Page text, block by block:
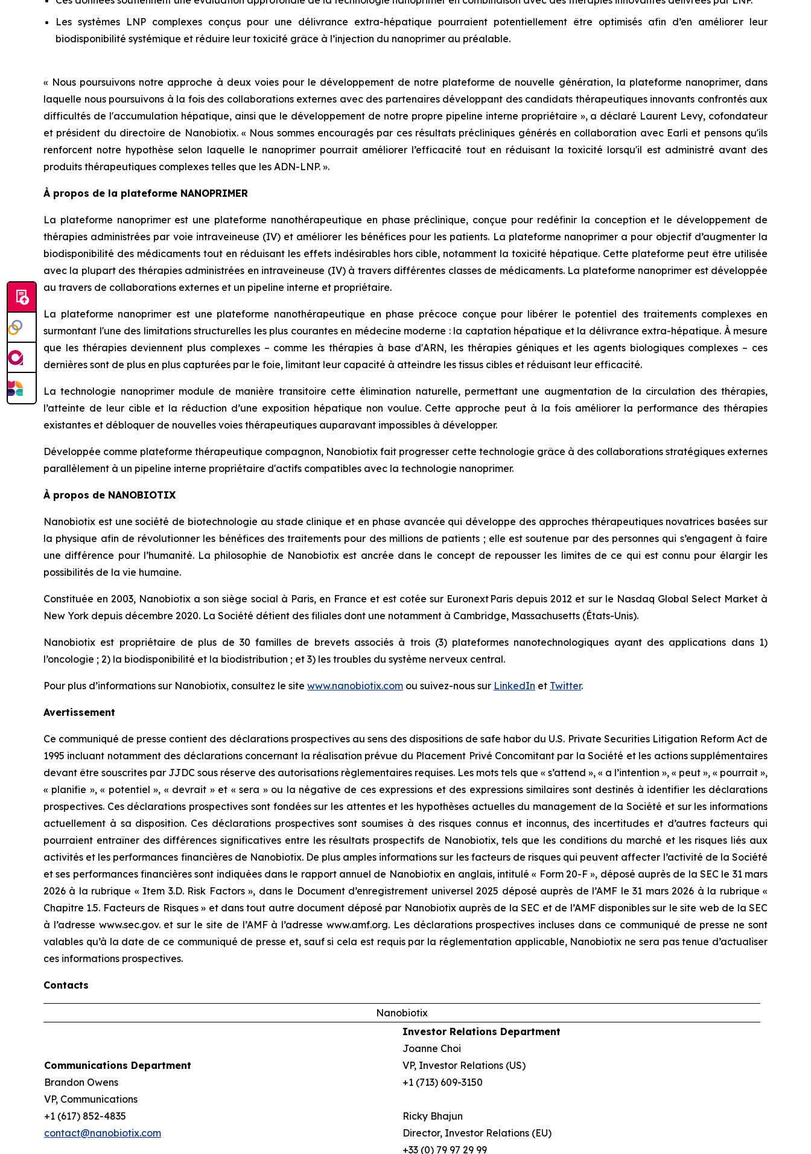
Les systèmes LNP complexes conçus pour une délivrance extra-hépatique pourraient potentiellement être optimisés afin d’en améliorer leur
biodisponibilité systémique et réduire leur toxicité grâce à l’injection du nanoprimer au préalable.
« Nous poursuivons notre approche à deux voies pour le développement de notre plateforme de nouvelle génération, la plateforme nanoprimer, dans
laquelle nous poursuivons à la fois des collaborations externes avec des partenaires développant des candidats thérapeutiques innovants confrontés aux
difficultés de l'accumulation hépatique, ainsi que le développement de notre propre pipeline interne propriétaire », a déclaré Laurent Levy, cofondateur
et président du directoire de Nanobiotix. « Nous sommes encouragés par ces résultats précliniques générés en collaboration avec Earli et pensons qu'ils
renforcent notre hypothèse selon laquelle le nanoprimer pourrait améliorer l’efficacité tout en réduisant la toxicité lorsqu'il est administré avant des
produits thérapeutiques complexes telles que les ADN-LNP. ».
À propos de la plateforme NANOPRIMER
La plateforme nanoprimer est une plateforme nanothérapeutique en phase préclinique, conçue pour redéfinir la conception et le développement de
thérapies administrées par voie intraveineuse (IV) et améliorer les bénéfices pour les patients. La plateforme nanoprimer a pour objectif d’augmenter la
biodisponibilité des médicaments tout en réduisant les effets indésirables hors cible, notamment la toxicité hépatique. Cette plateforme peut être utilisée
avec la plupart des thérapies administrées en intraveineuse (IV) à travers différentes classes de médicaments. La plateforme nanoprimer est développée
au travers de collaborations externes et un pipeline interne et propriétaire.
La plateforme nanoprimer est une plateforme nanothérapeutique en phase précoce conçue pour libérer le potentiel des traitements complexes en
surmontant l'une des limitations structurelles les plus courantes en médecine moderne : la captation hépatique et la délivrance extra-hépatique. À mesure
que les thérapies deviennent plus complexes – comme les thérapies à base d'ARN, les thérapies géniques et les agents biologiques complexes – ces
dernières sont de plus en plus capturées par le foie, limitant leur capacité à atteindre les tissus cibles et réduisant leur efficacité.
La technologie nanoprimer module de manière transitoire cette élimination naturelle, permettant une augmentation de la circulation des thérapies,
l’atteinte de leur cible et la réduction d’une exposition hépatique non voulue. Cette approche peut à la fois améliorer la performance des thérapies
existantes et débloquer de nouvelles voies thérapeutiques auparavant impossibles à développer.
Développée comme plateforme thérapeutique compagnon, Nanobiotix fait progresser cette technologie grâce à des collaborations stratégiques externes
parallèlement à un pipeline interne propriétaire d'actifs compatibles avec la technologie nanoprimer.
À propos de NANOBIOTIX
Nanobiotix est une société de biotechnologie au stade clinique et en phase avancée qui développe des approches thérapeutiques novatrices basées sur
la physique afin de révolutionner les bénéfices des traitements pour des millions de patients ; elle est soutenue par des personnes qui s’engagent à faire
une différence pour l’humanité. La philosophie de Nanobiotix est ancrée dans le concept de repousser les limites de ce qui est connu pour élargir les
possibilités de la vie humaine.
Constituée en 2003, Nanobiotix a son siège social à Paris, en France et est cotée sur Euronext Paris depuis 2012 et sur le Nasdaq Global Select Market à
New York depuis décembre 2020. La Société détient des filiales dont une notamment à Cambridge, Massachusetts (États-Unis).
Nanobiotix est propriétaire de plus de 30 familles de brevets associés à trois (3) plateformes nanotechnologiques ayant des applications dans 1)
l’oncologie ; 2) la biodisponibilité et la biodistribution ; et 3) les troubles du système nerveux central.
Pour plus d’informations sur Nanobiotix, consultez le site www.nanobiotix.com ou suivez-nous sur LinkedIn et Twitter.
Avertissement
Ce communiqué de presse contient des déclarations prospectives au sens des dispositions de safe habor du U.S. Private Securities Litigation Reform Act de
1995 incluant notamment des déclarations concernant la réalisation prévue du Placement Privé Concomitant par la Société et les actions supplémentaires
devant être souscrites par JJDC sous réserve des autorisations règlementaires requises. Les mots tels que « s’attend », « a l’intention », « peut », « pourrait »,
« planifie », « potentiel », « devrait » et « sera » ou la négative de ces expressions et des expressions similaires sont destinés à identifier les déclarations
prospectives. Ces déclarations prospectives sont fondées sur les attentes et les hypothèses actuelles du management de la Société et sur les informations
actuellement à sa disposition. Ces déclarations prospectives sont soumises à des risques connus et inconnus, des incertitudes et d’autres facteurs qui
pourraient entraîner des différences significatives entre les résultats prospectifs de Nanobiotix, tels que les conditions du marché et les risques liés aux
activités et les performances financières de Nanobiotix. De plus amples informations sur les facteurs de risques qui peuvent affecter l’activité de la Société
et ses performances financières sont indiquées dans le rapport annuel de Nanobiotix en anglais, intitulé « Form 20-F », déposé auprès de la SEC le 31 mars
2026 à la rubrique « Item 3.D. Risk Factors », dans le Document d’enregistrement universel 2025 déposé auprès de l’AMF le 31 mars 2026 à la rubrique «
Chapitre 1.5. Facteurs de Risques » et dans tout autre document déposé par Nanobiotix auprès de la SEC et de l’AMF disponibles sur le site web de la SEC
à l’adresse www.sec.gov.et sur le site de l’AMF à l’adressewww.amf.org. Les déclarations prospectives incluses dans ce communiqué de presse ne sont
valables qu’à la date de ce communiqué de presse et, sauf si cela est requis par la réglementation applicable, Nanobiotix ne sera pas tenue d’actualiser
ces informations prospectives.
Contacts
Nanobiotix
Communications Department
Brandon Owens
VP, Communications
+1 (617) 852-4835
contact@nanobiotix.com
Investor Relations Department
Joanne Choi
VP, Investor Relations (US)
+1 (713) 609-3150
Ricky Bhajun
Director, Investor Relations (EU)
+33 (0) 79 97 29 99